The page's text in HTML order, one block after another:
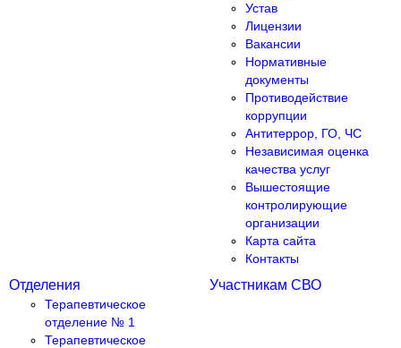
Устав
Лицензии
Вакансии
Нормативные
документы
Противодействие
коррупции
Антитеррор, ГО, ЧС
Независимая оценка
качества услуг
Вышестоящие
контролирующие
организации
Карта сайта
Контакты
Отделения
Терапевтическое
отделение № 1
Терапевтическое
Участникам СВО